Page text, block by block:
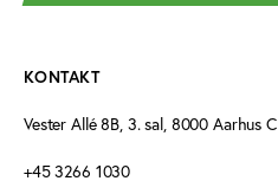
KONTAKT
Vester Allé 8B, 3. sal, 8000 Aarhus C
+45 3266 1030